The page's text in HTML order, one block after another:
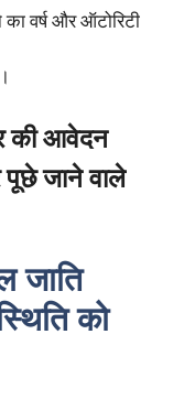
वर्ष और ऑटोरिटी
की आवेदन
जाने वाले
जाति
को